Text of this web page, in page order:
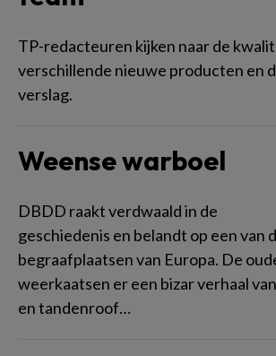
TP-redacteuren kijken naar de
verschillende nieuwe producten en
verslag.
Weense warboel
DBDD raakt verdwaald in de
geschiedenis en belandt op een van
begraafplaatsen van Europa. De
weerkaatsen er een bizar verhaal
en tandenroof…